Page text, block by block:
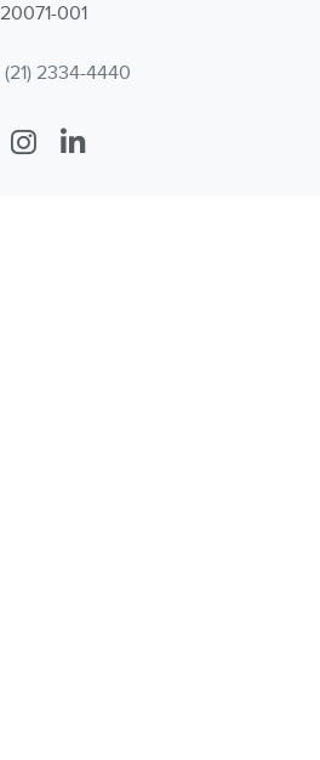
20071-001
(21) 2334-4440